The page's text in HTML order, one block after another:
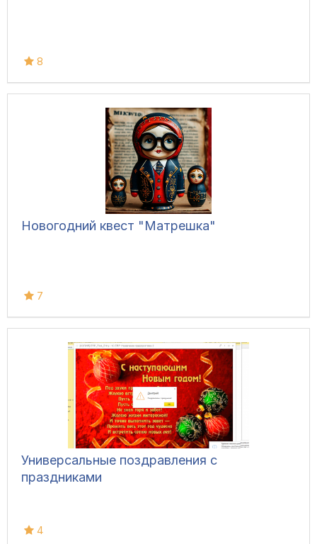
8
Новогодний квест "Матрешка"
7
Универсальные поздравления с
праздниками
4